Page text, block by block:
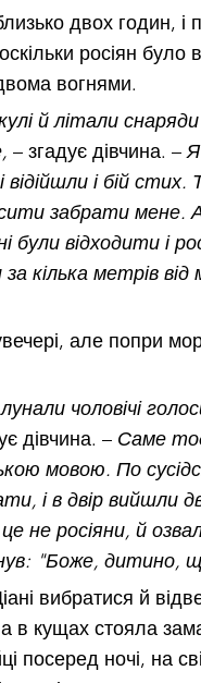
двох годин, і
росіян
вогнями.
й літали
– згадує дівчина. –
і бій стих.
забрати мене.
були відходити і
кілька метрів
але попри
чоловічі
дівчина. – Саме
мовою. По
і в двір вийшли
не росіяни, й
"Боже,
вибратися й
а в кущах стояла
посеред ночі, на